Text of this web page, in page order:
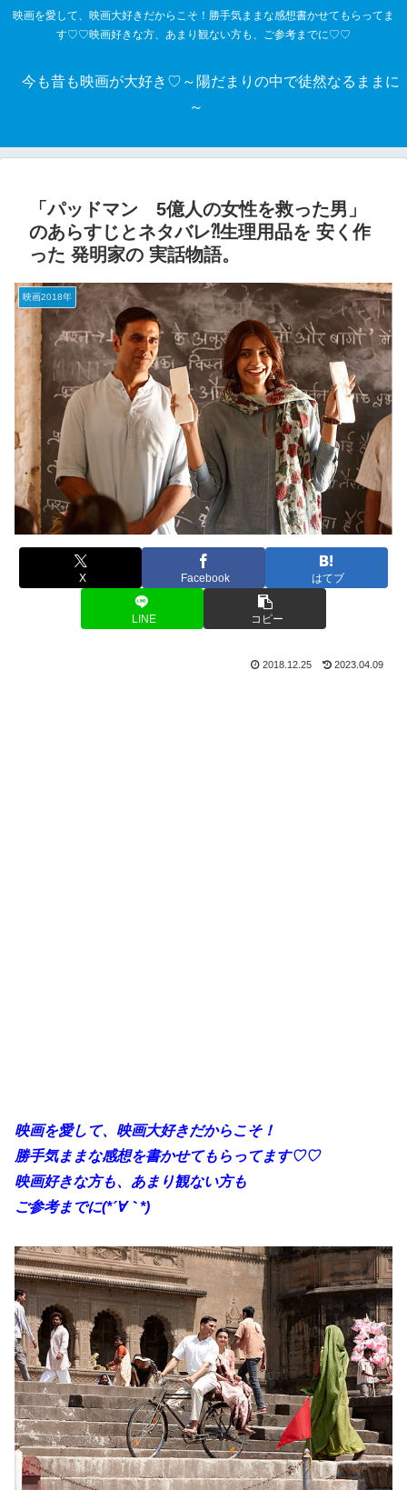
映画を愛して、映画大好きだからこそ！勝手気ままな感想書かせてもらってま
す♡♡映画好きな方、あまり観ない方も、ご参考までに♡♡
今も昔も映画が大好き♡～陽だまりの中で徒然なるままに
～
「パッドマン 5億人の女性を救った男」
のあらすじとネタバレ⁈生理用品を 安く作
った 発明家の 実話物語。
映画2018年
X Facebook はてブ
LINE コピー
2018.12.25 2023.04.09
映画を愛して、映画大好きだからこそ！
勝手気ままな感想を書かせてもらってます♡♡
映画好きな方も、あまり観ない方も
ご参考までに(*´∀｀*)